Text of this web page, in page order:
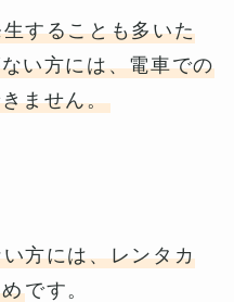
することも多いた
い方には、電車での
ません。
方には、レンタカ
です。